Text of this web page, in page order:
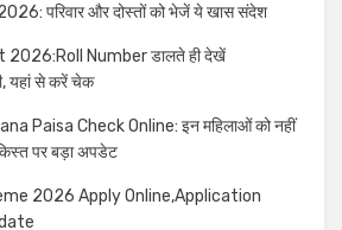
परिवार और दोस्तों को भेजें ये खास संदेश
2026:Roll Number डालते ही देखें
यहां से करें चेक
Paisa Check Online: इन महिलाओं को नहीं
पर बड़ा अपडेट
2026 Apply Online,Application